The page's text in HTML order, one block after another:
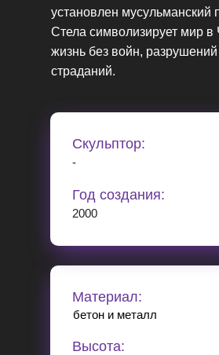
установлен мусульманский
Стела символизирует мир в
жизнь без войн, разрушений
страданий.
Материал:
бетон и металл
Высота:
Скульптор:
-
Год создания:
2000